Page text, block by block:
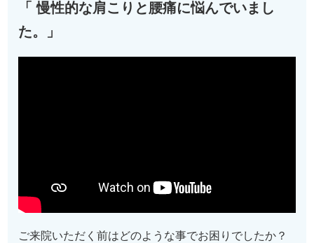
「 慢性的な肩こりと腰痛に悩んでいまし
た。」
ご来院いただく前はどのような事でお困りでしたか？